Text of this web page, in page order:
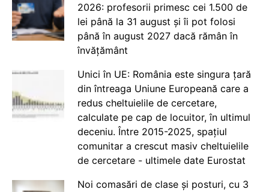
2026: profesorii primesc cei 1.500 de
lei până la 31 august și îi pot folosi
până în august 2027 dacă rămân în
învățământ
Unici în UE: România este singura țară
din întreaga Uniune Europeană care a
redus cheltuielile de cercetare,
calculate pe cap de locuitor, în ultimul
deceniu. Între 2015-2025, spațiul
comunitar a crescut masiv cheltuielile
de cercetare - ultimele date Eurostat
Noi comasări de clase și posturi, cu 3